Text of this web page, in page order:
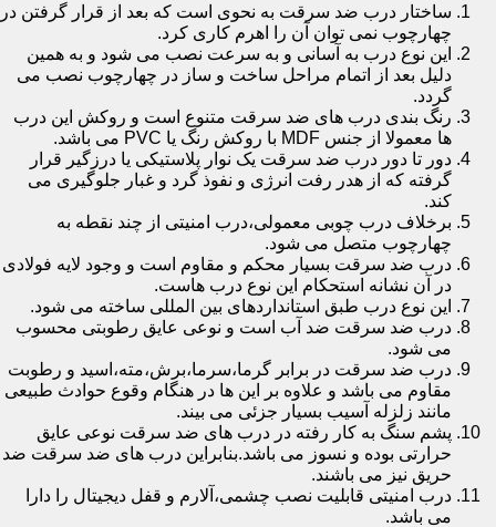
ساختار درب ضد سرقت به نحوی است که بعد از قرار گرفتن در
چهارچوب نمی توان آن را اهرم کاری کرد.
این نوع درب به آسانی و به سرعت نصب می شود و به همین
دلیل بعد از اتمام مراحل ساخت و ساز در چهارچوب نصب می
گردد.
رنگ بندی درب های ضد سرقت متنوع است و روکش این درب
ها معمولا از جنس MDF با روکش رنگ یا PVC می باشد.
دور تا دور درب ضد سرقت یک نوار پلاستیکی یا درزگیر قرار
گرفته که از هدر رفت انرژی و نفوذ گرد و غبار جلوگیری می
کند.
برخلاف درب چوبی معمولی،درب امنیتی از چند نقطه به
چهارچوب متصل می شود.
درب ضد سرقت بسیار محکم و مقاوم است و وجود لایه فولادی
در آن نشانه استحکام این نوع درب هاست.
این نوع درب طبق استانداردهای بین المللی ساخته می شود.
درب ضد سرقت ضد آب است و نوعی عایق رطوبتی محسوب
می شود.
درب ضد سرقت در برابر گرما،سرما،برش،مته،اسید و رطوبت
مقاوم می باشد و علاوه بر این ها در هنگام وقوع حوادث طبیعی
مانند زلزله آسیب بسیار جزئی می بیند.
پشم سنگ به کار رفته در درب های ضد سرقت نوعی عایق
حرارتی بوده و نسوز می باشد.بنابراین درب های ضد سرقت ضد
حریق نیز می باشند.
درب امنیتی قابلیت نصب چشمی،آلارم و قفل دیجیتال را دارا
می باشد.